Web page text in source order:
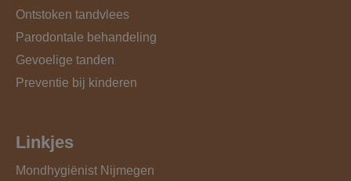
Ontstoken tandvlees
Parodontale behandeling
Gevoelige tanden
Preventie bij kinderen
Linkjes
Mondhygiënist Nijmegen